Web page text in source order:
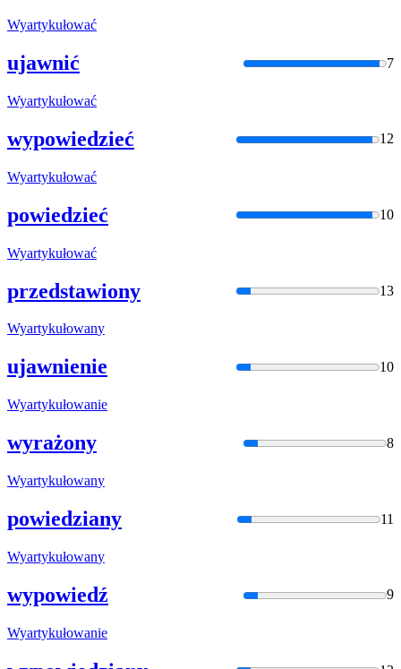
Wyartykułować
ujawnić 7
Wyartykułować
wypowiedzieć 12
Wyartykułować
powiedzieć 10
Wyartykułować
przedstawiony 13
Wyartykułowany
ujawnienie 10
Wyartykułowanie
wyrażony 8
Wyartykułowany
powiedziany 11
Wyartykułowany
wypowiedź 9
Wyartykułowanie